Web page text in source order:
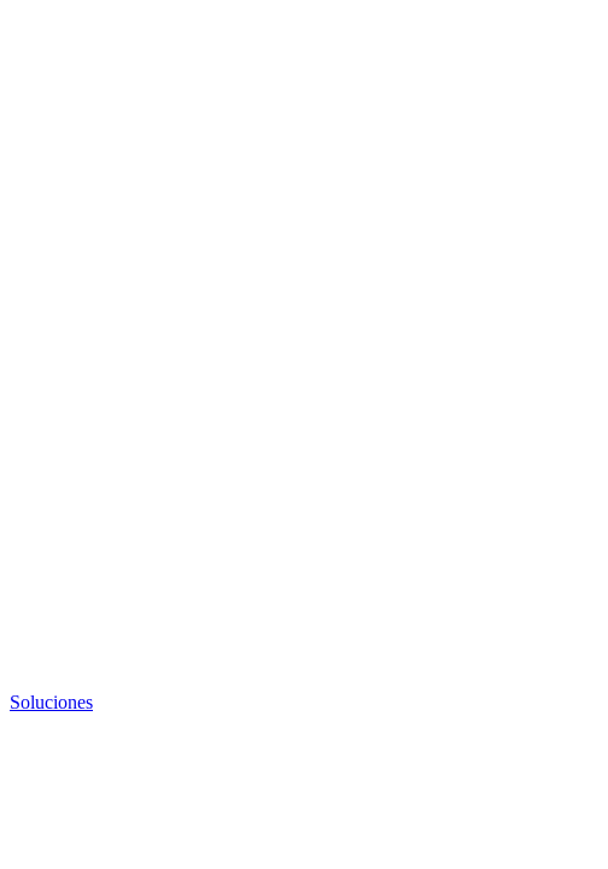
Soluciones